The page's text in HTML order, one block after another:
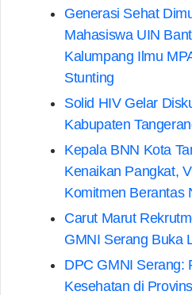
Generasi Sehat
Mahasiswa UIN
Kalumpang Ilmu
Stunting
Solid HIV Gelar
Kabupaten
Kepala BNN Kota
Kenaikan Pangkat,
Komitmen Berantas
Carut Marut
GMNI Serang Buka
DPC GMNI Serang:
Kesehatan di